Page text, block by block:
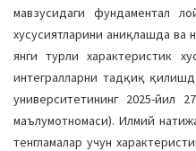
мавзусидаги фундаментал
хусусиятларини аниқлашда ва
янги турли характеристик
интегралларни тадқиқ
университетининг 2025-йил
маълумотномаси). Илмий
тенгламалар учун